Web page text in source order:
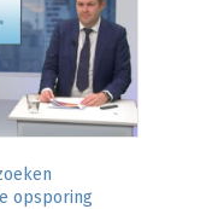
opsporing